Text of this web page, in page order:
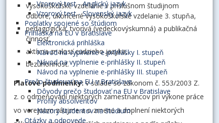
Vzorový test - Anglický jazyk
Vzorový test - Slovenský jazyk
Poplatky spojené so štúdiom
Prihláška na EU v Bratislave
Elektronická prihláška
Návod na vyplnenie e-prihlášky I. stupeň
Návod na vyplnenie e-prihlášky II. stupeň
Návod na vyplnenie e-prihlášky III. stupeň
Prečo študovať na EU v Bratislave
Dôvody prečo študovať na EU v Bratislave
Profily absolventov
Názory študentov na štúdium
Otázky a odpovede
vysokoškolské vzdelanie v príslušnom študijnom
odbore, ukončené vysokoškolské vzdelanie 3. stupňa,
pedagogická, tvorivá (vedeckovýskumná) a publikačná
činnosť,
aktívna znalosť cudzieho jazyka,
bezúhonnosť.
Platové podmienky: v súlade so zákonom č. 553/2003 Z.
z. o odmeňovaní niektorých zamestnancov pri výkone práce
vo verejnom záujme a o zmene a doplnení niektorých